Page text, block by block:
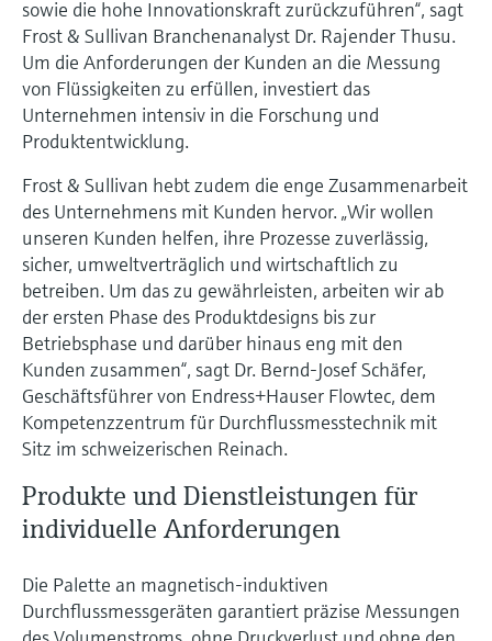
Device Viewer
Produktspezifische Informationen und
Dokumente finden
Ersatzteilsuche
Bestellcode oder Seriennummer finden
Füllstandsmessung
Füllstandsmessung Druck
Alle ansehen
Analysatoren für Härte, Eisen,
Aluminium & Chromat
Prozessphotometer
Memosens-Technologie
Alle ansehen
sowie die hohe Innovationskraft zurückzuführen“, sagt
Frost & Sullivan Branchenanalyst Dr. Rajender Thusu.
Um die Anforderungen der Kunden an die Messung
von Flüssigkeiten zu erfüllen, investiert das
Unternehmen intensiv in die Forschung und
Produktentwicklung.
Frost & Sullivan hebt zudem die enge Zusammenarbeit
des Unternehmens mit Kunden hervor. „Wir wollen
unseren Kunden helfen, ihre Prozesse zuverlässig,
sicher, umweltverträglich und wirtschaftlich zu
betreiben. Um das zu gewährleisten, arbeiten wir ab
der ersten Phase des Produktdesigns bis zur
Betriebsphase und darüber hinaus eng mit den
Kunden zusammen“, sagt Dr. Bernd-Josef Schäfer,
Geschäftsführer von Endress+Hauser Flowtec, dem
Kompetenzzentrum für Durchflussmesstechnik mit
Sitz im schweizerischen Reinach.
Produkte und Dienstleistungen für
individuelle Anforderungen
Die Palette an magnetisch-induktiven
Durchflussmessgeräten garantiert präzise Messungen